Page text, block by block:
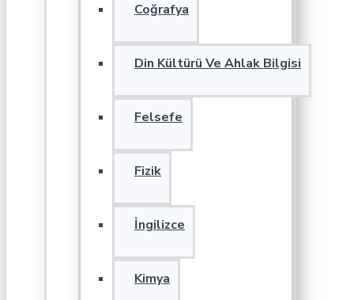
Coğrafya
Din Kültürü Ve Ahlak Bilgisi
Felsefe
Fizik
İngilizce
Kimya